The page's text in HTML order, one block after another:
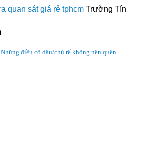
quan sát giá rẻ tphcm Trường Tín